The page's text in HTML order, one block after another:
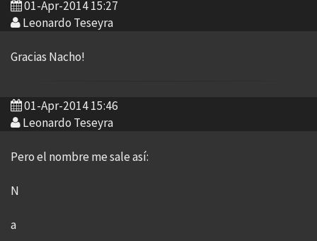
01-Apr-2014 15:27
Leonardo Teseyra
Gracias Nacho!
01-Apr-2014 15:46
Leonardo Teseyra
Pero el nombre me sale así:
N
a